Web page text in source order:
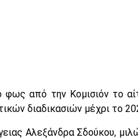
από την Κομισιόν το
διαδικασιών μέχρι το
Αλεξάνδρα Σδούκου,